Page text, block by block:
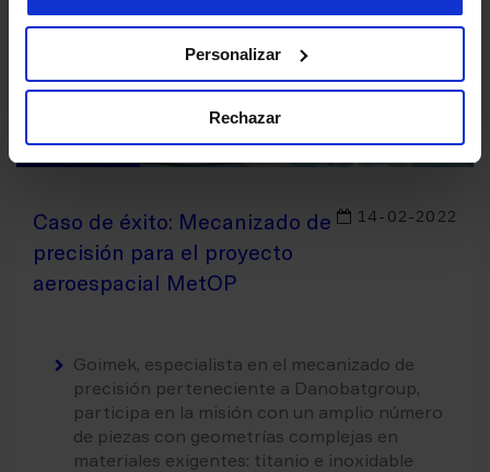
Personalizar
Rechazar
Caso de éxito: Mecanizado de
precisión para el proyecto
aeroespacial MetOP
14-02-2022
Goimek, especialista en el mecanizado de
precisión perteneciente a Danobatgroup,
participa en la misión con un amplio número
de piezas con geometrías complejas en
materiales exigentes: titanio e inoxidable